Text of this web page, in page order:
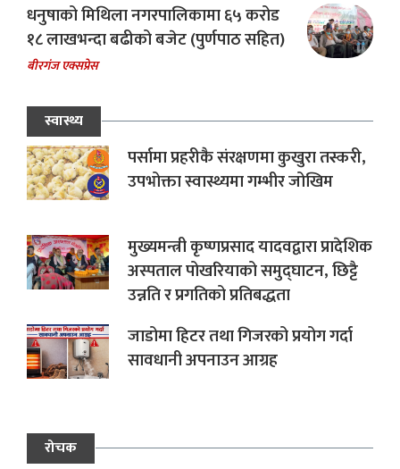
धनुषाको मिथिला नगरपालिकामा ६५ करोड
१८ लाखभन्दा बढीको बजेट (पुर्णपाठ सहित)
बीरगंज एक्सप्रेस
स्वास्थ्य
पर्सामा प्रहरीकै संरक्षणमा कुखुरा तस्करी,
उपभोक्ता स्वास्थ्यमा गम्भीर जोखिम
मुख्यमन्त्री कृष्णप्रसाद यादवद्वारा प्रादेशिक
अस्पताल पोखरियाको समुद्घाटन, छिट्टै
उन्नति र प्रगतिको प्रतिबद्धता
जाडोमा हिटर तथा गिजरको प्रयोग गर्दा
सावधानी अपनाउन आग्रह
रोचक